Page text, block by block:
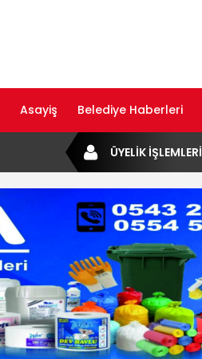
Asayiş Belediye Haberleri
ÜYELİK İŞLEMLERİ